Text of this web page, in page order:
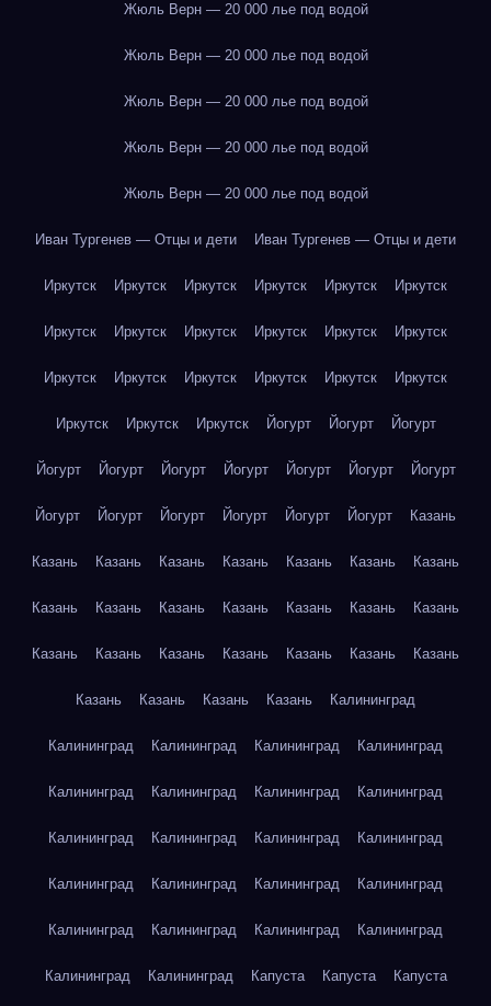
Жюль Верн — 20 000 лье под водой
Жюль Верн — 20 000 лье под водой
Жюль Верн — 20 000 лье под водой
Жюль Верн — 20 000 лье под водой
Жюль Верн — 20 000 лье под водой
Иван Тургенев — Отцы и дети Иван Тургенев — Отцы и дети
Иркутск Иркутск Иркутск Иркутск Иркутск Иркутск
Иркутск Иркутск Иркутск Иркутск Иркутск Иркутск
Иркутск Иркутск Иркутск Иркутск Иркутск Иркутск
Иркутск Иркутск Иркутск Йогурт Йогурт Йогурт
Йогурт Йогурт Йогурт Йогурт Йогурт Йогурт Йогурт
Йогурт Йогурт Йогурт Йогурт Йогурт Йогурт Казань
Казань Казань Казань Казань Казань Казань Казань
Казань Казань Казань Казань Казань Казань Казань
Казань Казань Казань Казань Казань Казань Казань
Казань Казань Казань Казань Калининград
Калининград Калининград Калининград Калининград
Калининград Калининград Калининград Калининград
Калининград Калининград Калининград Калининград
Калининград Калининград Калининград Калининград
Калининград Калининград Калининград Калининград
Калининград Калининград Капуста Капуста Капуста